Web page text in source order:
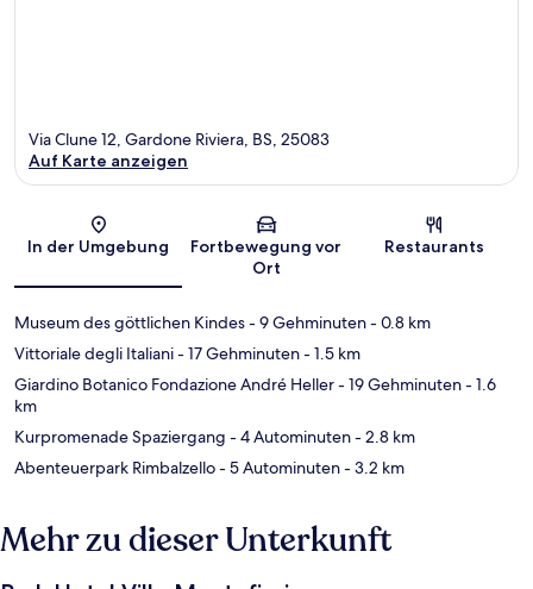
Karte
Via Clune 12, Gardone Riviera, BS, 25083
Auf Karte anzeigen
In der Umgebung
Fortbewegung vor
Ort
Restaurants
Museum des göttlichen Kindes- 9 Gehminuten- 0.8 km
Vittoriale degli Italiani- 17 Gehminuten- 1.5 km
Giardino Botanico Fondazione André Heller- 19 Gehminuten- 1.6
km
Kurpromenade Spaziergang - 4 Autominuten- 2.8 km
Abenteuerpark Rimbalzello- 5 Autominuten- 3.2 km
Mehr zu dieser Unterkunft